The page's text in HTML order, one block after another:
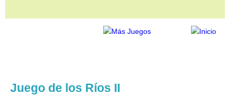
Juego de los Ríos II